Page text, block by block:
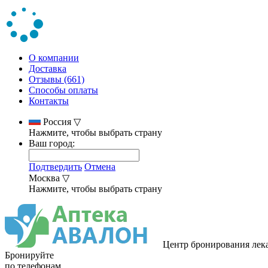
О компании
Доставка
Отзывы (661)
Способы оплаты
Контакты
Россия ▽
Нажмите, чтобы выбрать страну
Ваш город:
Подтвердить Отмена
Москва ▽
Нажмите, чтобы выбрать страну
Центр бронирования
Бронируйте
по телефонам